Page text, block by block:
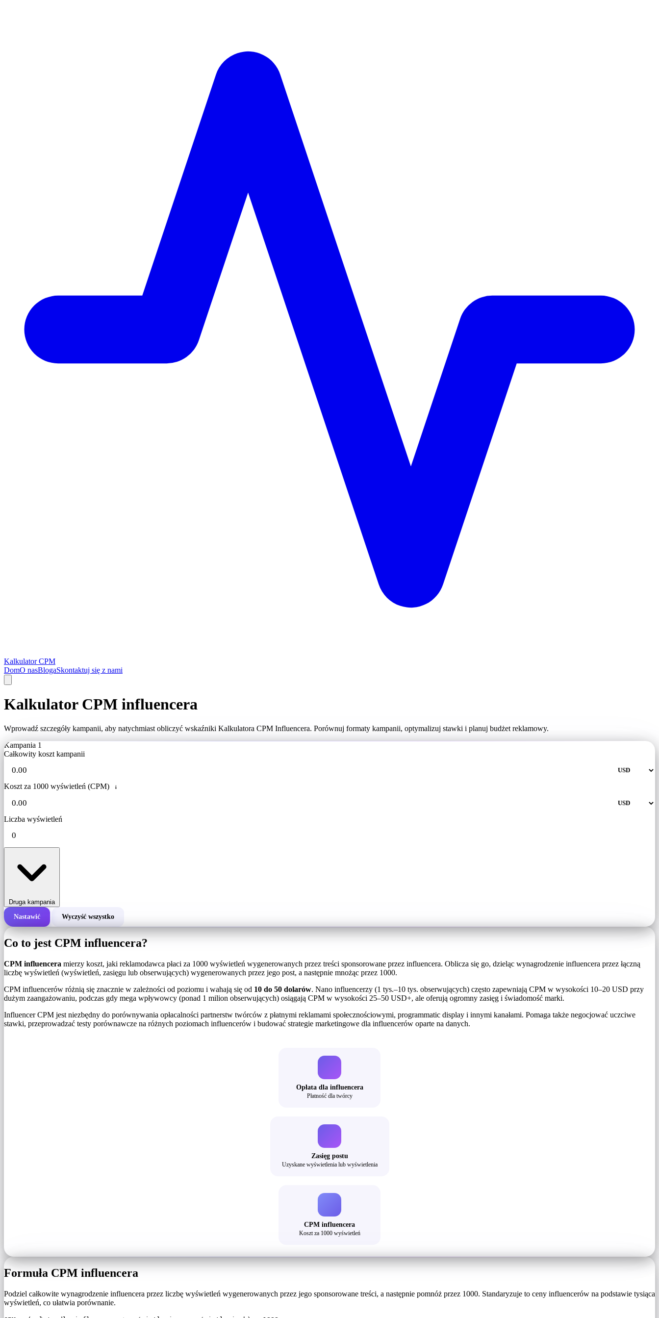
Kalkulator CPM
DomO nasBlogaSkontaktuj się z nami
Kalkulator CPM influencera
Wprowadź szczegóły kampanii, aby natychmiast obliczyć wskaźniki Kalkulatora CPM Influencera. Porównuj formaty kampanii, optymalizuj stawki i planuj budżet reklamowy.
Kampania 1
Całkowity koszt kampanii
Koszt za 1000 wyświetleń (CPM) i
Liczba wyświetleń
Druga kampania
Całkowity koszt kampanii
Liczba wyświetleń
Nastawić Wyczyść wszystko
Co to jest CPM influencera?
CPM influencera mierzy koszt, jaki reklamodawca płaci za 1000 wyświetleń wygenerowanych przez treści sponsorowane przez influencera. Oblicza się go, dzieląc wynagrodzenie influencera przez łączną
liczbę wyświetleń (wyświetleń, zasięgu lub obserwujących) wygenerowanych przez jego post, a następnie mnożąc przez 1000.
CPM influencerów różnią się znacznie w zależności od poziomu i wahają się od 10 do 50 dolarów. Nano influencerzy (1 tys.–10 tys. obserwujących) często zapewniają CPM w wysokości 10–20 USD przy
dużym zaangażowaniu, podczas gdy mega wpływowcy (ponad 1 milion obserwujących) osiągają CPM w wysokości 25–50 USD+, ale oferują ogromny zasięg i świadomość marki.
Influencer CPM jest niezbędny do porównywania opłacalności partnerstw twórców z płatnymi reklamami społecznościowymi, programmatic display i innymi kanałami. Pomaga także negocjować uczciwe
stawki, przeprowadzać testy porównawcze na różnych poziomach influencerów i budować strategie marketingowe dla influencerów oparte na danych.
Opłata dla influencera
Płatność dla twórcy
Zasięg postu
Uzyskane wyświetlenia lub wyświetlenia
CPM influencera
Koszt za 1000 wyświetleń
Formuła CPM influencera
Podziel całkowite wynagrodzenie influencera przez liczbę wyświetleń wygenerowanych przez jego sponsorowane treści, a następnie pomnóż przez 1000. Standaryzuje to ceny influencerów na podstawie tysiąca
wyświetleń, co ułatwia porównanie.